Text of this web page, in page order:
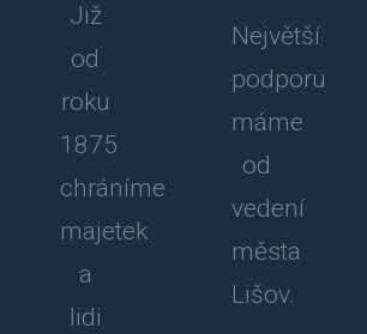
Již
od
roku
1875
chráníme
majetek
a
lidi
Největší
podporu
máme
od
vedení
města
Lišov.